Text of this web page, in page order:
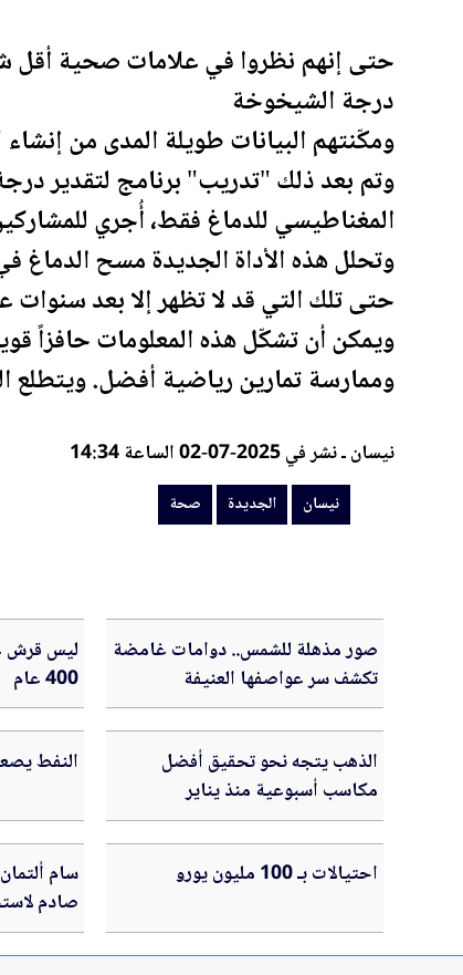
حتى إنهم نظروا في علامات صحية أقل
درجة الشيخوخة
ومكّنتهم البيانات طويلة المدى من
وتم بعد ذلك "تدريب" برنامج لتقدير
المغناطيسي للدماغ فقط، أُجري للمشاركين
وتحلل هذه الأداةالجديدةمسح الدماغ
حتى تلك التي قد لا تظهر إلا بعد سنوات
ويمكن أن تشكّل هذه المعلومات حافزاً
وممارسة تمارين رياضية أفضل. ويتطلع
نيسان ـ نشر في 2025-07-02 الساعة 14:34
نيسان الجديدة صحة
صور مذهلة للشمس.. دوامات غامضة
تكشف سر عواصفها العنيفة
ليس قرش
400 عام
الذهب يتجه نحو تحقيق أفضل
مكاسب أسبوعية منذ يناير
النفط يصعد
احتيالات بـ 100 مليون يورو
سام
صادم